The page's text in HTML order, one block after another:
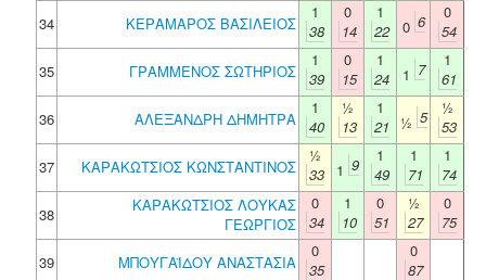
34
ΚΕΡΑΜΑΡΟΣ ΒΑΣΙΛΕΙΟΣ
1
38
0
14
1
22
0 6
0
54
35
ΓΡΑΜΜΕΝΟΣ ΣΩΤΗΡΙΟΣ
1
39
0
15
1
24
1 7
1
61
36
ΑΛΕΞΑΝΔΡΗ ΔΗΜΗΤΡΑ
1
40
½
13
1
21
½ 5
½
53
37
ΚΑΡΑΚΩΤΣΙΟΣ ΚΩΝΣΤΑΝΤΙΝΟΣ
½
33
1 9
1
49
1
71
1
74
38
ΚΑΡΑΚΩΤΣΙΟΣ ΛΟΥΚΑΣ
ΓΕΩΡΓΙΟΣ
0
34
1
10
0
51
½
27
0
75
39
ΜΠΟΥΓΑΪΔΟΥ ΑΝΑΣΤΑΣΙΑ
0
35
0
87